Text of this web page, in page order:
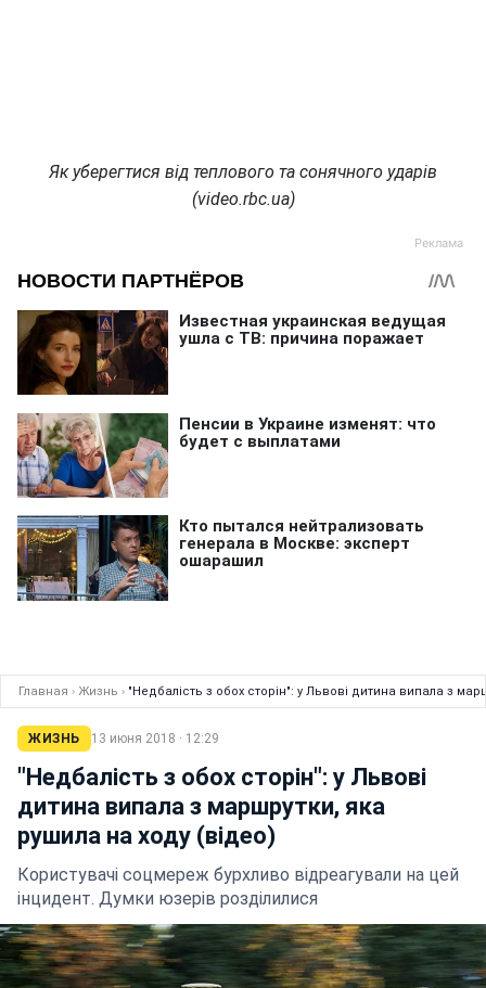
Як уберегтися від теплового та сонячного ударів
(video.rbc.ua)
Главная › Жизнь › "Недбалість з обох сторін": у Львові дитина випала з
ЖИЗНЬ 13 июня 2018 · 12:29
"Недбалість з обох сторін": у Львові
дитина випала з маршрутки, яка
рушила на ходу (відео)
Користувачі соцмереж бурхливо відреагували на цей
інцидент. Думки юзерів розділилися